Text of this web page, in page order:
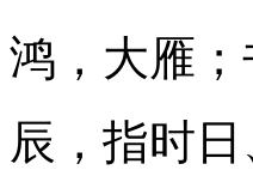
鸿 ，大雁
辰 ，指时